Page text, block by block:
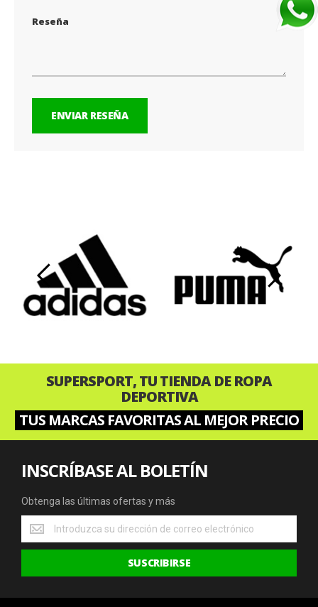
Reseña
ENVIAR RESEÑA
‹ ›
SUPERSPORT, TU TIENDA DE ROPA
DEPORTIVA
TUS MARCAS FAVORITAS AL MEJOR PRECIO
INSCRÍBASE AL BOLETÍN
Obtenga las últimas ofertas y más
Obtenga
las
últimas
y
SUSCRIBIRSE